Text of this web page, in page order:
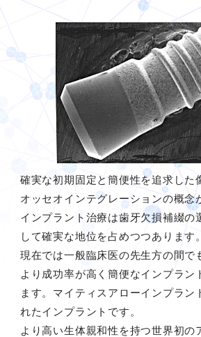
確実な初期固定と簡便性を追求した
オッセオインテグレーションの概念
インプラント治療は歯牙欠損補綴の
して確実な地位を占めつつあります。
現在では一般臨床医の先生方の間で
より成功率が高く簡便なインプラン
ます。マイティスアローインプラン
れたインプラントです。
より高い生体親和性を持つ世界初の